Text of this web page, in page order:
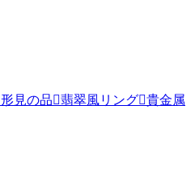
形見の品 翡翠風リング 貴金属